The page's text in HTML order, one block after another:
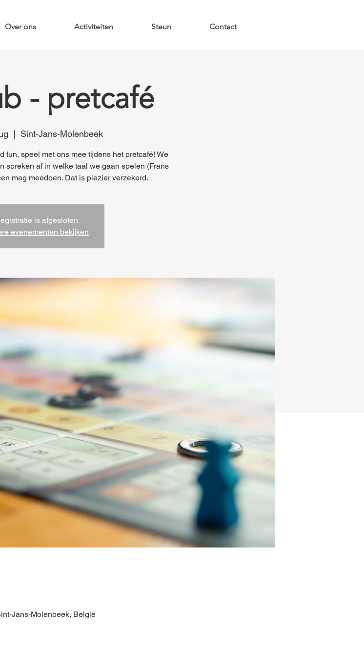
Over ons Activiteiten Steun Contact
- pretcafé
Sint-Jans-Molenbeek
fun, speel met ons mee tijdens het pretcafé! We
spreken af in welke taal we gaan spelen (Frans
mag meedoen. Dat is plezier verzekerd.
is afgesloten
evenementen bekijken
Jans-Molenbeek, België